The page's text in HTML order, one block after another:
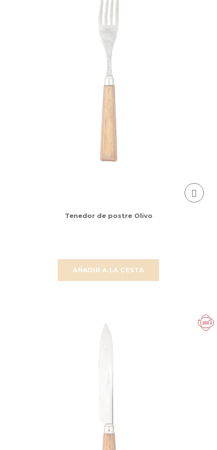
AÑADIR A LA CESTA
Tenedor de postre Olivo